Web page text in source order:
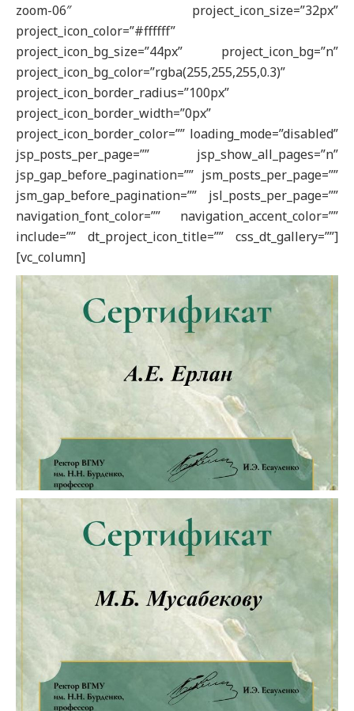
zoom-06″ project_icon_size=”32px”
project_icon_color=”#ffffff”
project_icon_bg_size=”44px” project_icon_bg=”n”
project_icon_bg_color=”rgba(255,255,255,0.3)”
project_icon_border_radius=”100px”
project_icon_border_width=”0px”
project_icon_border_color=”” loading_mode=”disabled”
jsp_posts_per_page=”” jsp_show_all_pages=”n”
jsp_gap_before_pagination=”” jsm_posts_per_page=””
jsm_gap_before_pagination=”” jsl_posts_per_page=””
navigation_font_color=”” navigation_accent_color=””
include=”” dt_project_icon_title=”” css_dt_gallery=””]
[vc_column]